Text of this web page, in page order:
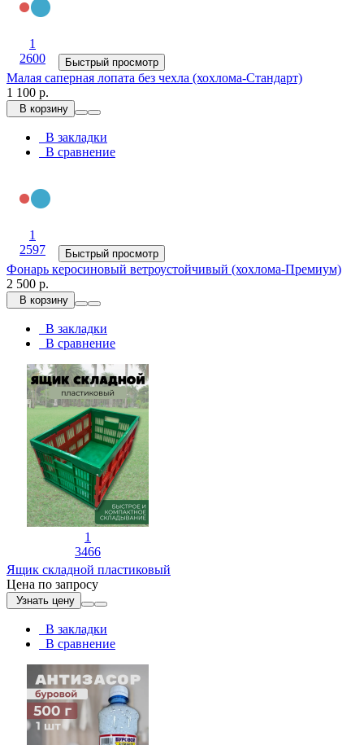
1
2600
Быстрый просмотр
Малая саперная лопата без чехла (хохлома-Стандарт)
1 100 р.
В корзину
В закладки
В сравнение
1
2597
Быстрый просмотр
Фонарь керосиновый ветроустойчивый (хохлома-Премиум)
2 500 р.
В корзину
В закладки
В сравнение
1
3466
Ящик складной пластиковый
Цена по запросу
Узнать цену
В закладки
В сравнение